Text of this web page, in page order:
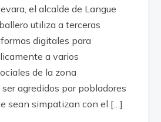
el alcalde de Langue
utiliza a terceras
digitales para
a varios
de la zona
agredidos por pobladores
sean simpatizan con el […]